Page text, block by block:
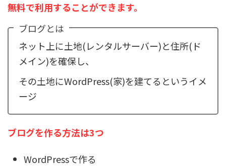
無料で利用することができます。
ブログとは
ネット上に土地(レンタルサーバー)と住所(ド
メイン)を確保し、
その土地にWordPress(家)を建てるというイメ
ージ
ブログを作る方法は3つ
WordPressで作る